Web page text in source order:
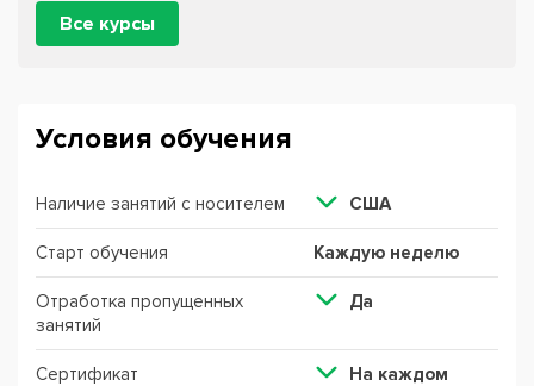
Все курсы
Условия обучения
Наличие занятий с носителем США
Старт обучения Каждую неделю
Отработка пропущенных
занятий
Да
Сертификат На каждом